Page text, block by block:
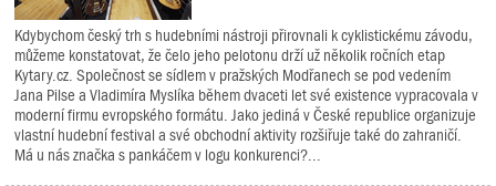
Kdybychom český trh s hudebními nástroji přirovnali k cyklistickému závodu,
můžeme konstatovat, že čelo jeho pelotonu drží už několik ročních etap
Kytary.cz. Společnost se sídlem v pražských Modřanech se pod vedením
Jana Pilse a Vladimíra Myslíka během dvaceti let své existence vypracovala v
moderní firmu evropského formátu. Jako jediná v České republice organizuje
vlastní hudební festival a své obchodní aktivity rozšiřuje také do zahraničí.
Má u nás značka s pankáčem v logu konkurenci?...